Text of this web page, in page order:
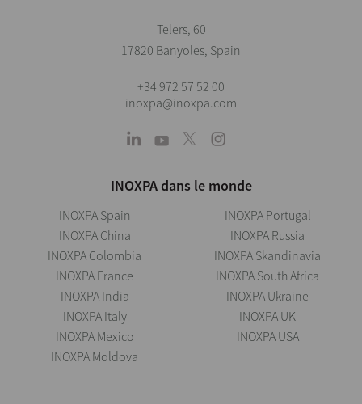
Telers, 60
17820 Banyoles, Spain
+34 972 57 52 00
inoxpa@inoxpa.com
INOXPA dans le monde
INOXPA Spain
INOXPA China
INOXPA Colombia
INOXPA France
INOXPA India
INOXPA Italy
INOXPA Mexico
INOXPA Moldova
INOXPA Portugal
INOXPA Russia
INOXPA Skandinavia
INOXPA South Africa
INOXPA Ukraine
INOXPA UK
INOXPA USA